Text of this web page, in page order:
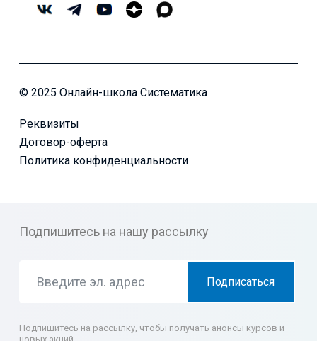
© 2025 Онлайн-школа Систематика
Реквизиты
Договор-оферта
Политика конфиденциальности
Подпишитесь на нашу рассылку
Подписаться
Подпишитесь на рассылку, чтобы получать анонсы курсов и